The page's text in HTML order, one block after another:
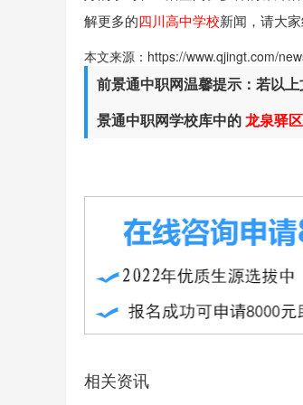
解更多的四川高中学校新闻，请大
本文来源：https://www.qjingt.com/
前景通中职网温馨提示：若以
景通中职网学校库中的龙泉驿
相关资讯